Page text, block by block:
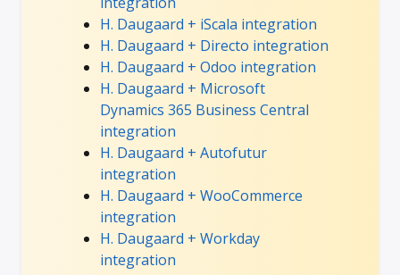
H. Daugaard + iScala integration
H. Daugaard + Directo integration
H. Daugaard + Odoo integration
H. Daugaard + Microsoft
Dynamics 365 Business Central
integration
H. Daugaard + Autofutur
integration
H. Daugaard + WooCommerce
integration
H. Daugaard + Workday
integration